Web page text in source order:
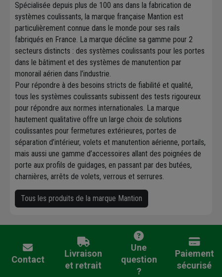
Spécialisée depuis plus de 100 ans dans la fabrication de
systèmes coulissants, la marque française Mantion est
particulièrement connue dans le monde pour ses rails
fabriqués en France. La marque décline sa gamme pour 2
secteurs distincts : des systèmes coulissants pour les portes
dans le bâtiment et des systèmes de manutention par
monorail aérien dans l’industrie.
Pour répondre à des besoins stricts de fiabilité et qualité,
tous les systèmes coulissants subissent des tests rigoureux
pour répondre aux normes internationales. La marque
hautement qualitative offre un large choix de solutions
coulissantes pour fermetures extérieures, portes de
séparation d’intérieur, volets et manutention aérienne, portails,
mais aussi une gamme d’accessoires allant des poignées de
porte aux profils de guidages, en passant par des butées,
charnières, arrêts de volets, verrous et serrures.
Tous les produits de la marque Mantion
Contact
Livraison
et retrait
Une
question
?
Paiement
sécurisé